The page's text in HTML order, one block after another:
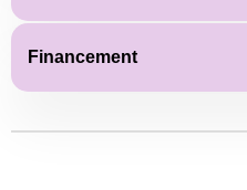
Financement